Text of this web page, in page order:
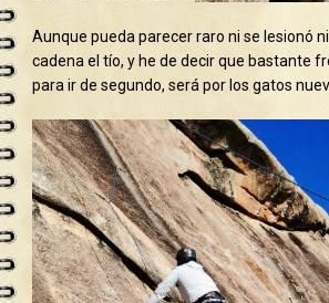
Aunque pueda parecer raro ni se lesionó
cadena el tío, y he de decir que bastante
para ir de segundo, será por los gatos